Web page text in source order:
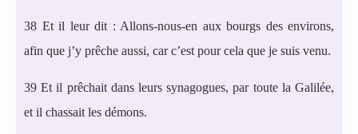
38 Et il leur dit : Allons-nous-en aux bourgs des environs,
afin que j’y prêche aussi, car c’est pour cela que je suis venu.
39 Et il prêchait dans leurs synagogues, par toute la Galilée,
et il chassait les démons.